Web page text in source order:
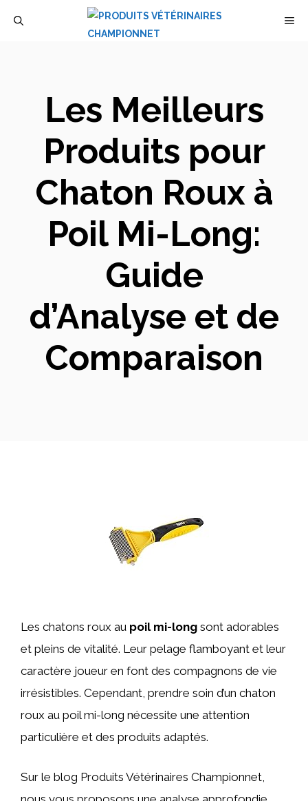
Les Meilleurs
Produits pour
Chaton Roux à
Poil Mi-Long:
Guide
d’Analyse et de
Comparaison
Les chatons roux au poil mi-long sont adorables
et pleins de vitalité. Leur pelage flamboyant et leur
caractère joueur en font des compagnons de vie
irrésistibles. Cependant, prendre soin d’un chaton
roux au poil mi-long nécessite une attention
particulière et des produits adaptés.
Sur le blog Produits Vétérinaires Championnet,